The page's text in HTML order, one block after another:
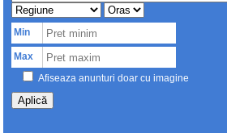
Min
Max
Afiseaza anunturi doar cu imagine
Aplică